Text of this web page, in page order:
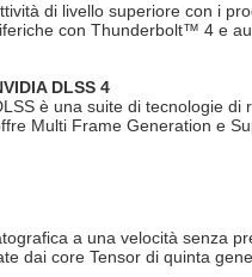
di livello superiore con i
con Thunderbolt™ 4 e
DLSS 4
è una suite di tecnologie di
Multi Frame Generation e
a una velocità senza
dai core Tensor di quinta